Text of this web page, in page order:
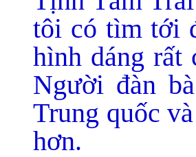
tôi có tìm tới
hình dáng
Người đàn
Trung quốc
hơn.